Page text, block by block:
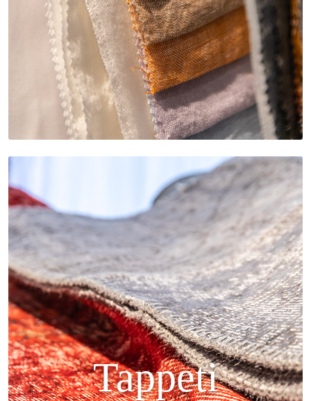
Tappeti